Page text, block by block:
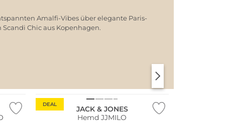
Amalfi-Vibes über elegante Paris-
Chic aus Kopenhagen.
DEAL
JACK & JONES
Hemd JJMILO